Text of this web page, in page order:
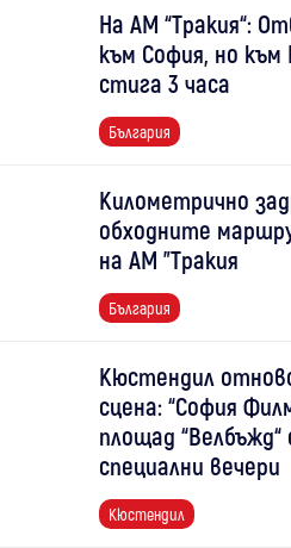
На АМ “Тракия“:
към София, но към
стига 3 часа
България
Километрично
обходните
на АМ "Тракия
България
Кюстендил
сцена: “София
площад
специални вечери
Кюстендил